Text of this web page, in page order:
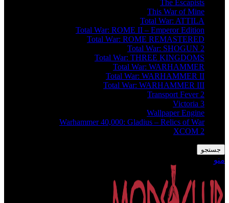
The Escapists
This War of Mine
Total War: ATTILA
Total War: ROME II – Emperor Edition
Total War: ROME REMASTERED
Total War: SHOGUN 2
Total War: THREE KINGDOMS
Total War: WARHAMMER
Total War: WARHAMMER II
Total War: WARHAMMER III
Transport Fever 2
Victoria 3
Wallpaper Engine
Warhammer 40,000: Gladius – Relics of War
XCOM 2
جستجو
منو